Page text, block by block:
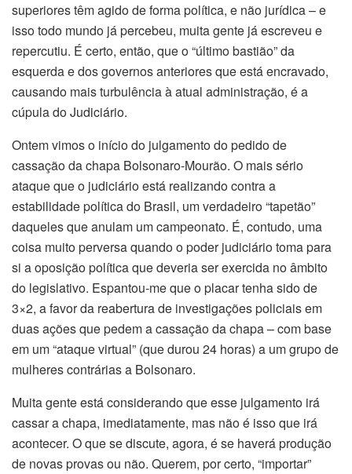
superiores têm agido de forma política, e não jurídica – e
isso todo mundo já percebeu, muita gente já escreveu e
repercutiu. É certo, então, que o “último bastião” da
esquerda e dos governos anteriores que está encravado,
causando mais turbulência à atual administração, é a
cúpula do Judiciário.
Ontem vimos o início do julgamento do pedido de
cassação da chapa Bolsonaro-Mourão. O mais sério
ataque que o judiciário está realizando contra a
estabilidade política do Brasil, um verdadeiro “tapetão”
daqueles que anulam um campeonato. É, contudo, uma
coisa muito perversa quando o poder judiciário toma para
si a oposição política que deveria ser exercida no âmbito
do legislativo. Espantou-me que o placar tenha sido de
3×2, a favor da reabertura de investigações policiais em
duas ações que pedem a cassação da chapa – com base
em um “ataque virtual” (que durou 24 horas) a um grupo de
mulheres contrárias a Bolsonaro.
Muita gente está considerando que esse julgamento irá
cassar a chapa, imediatamente, mas não é isso que irá
acontecer. O que se discute, agora, é se haverá produção
de novas provas ou não. Querem, por certo, “importar”